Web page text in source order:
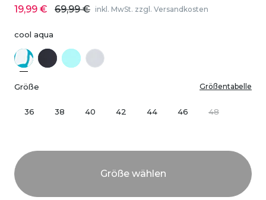
19,99 € 69,99 € inkl. MwSt. zzgl. Versandkosten
cool aqua
Größe Größentabelle
36 38 40 42 44 46 48